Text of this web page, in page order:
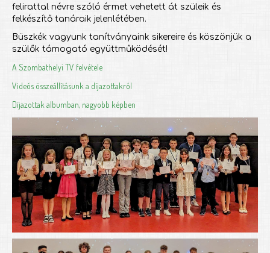
felirattal névre szóló érmet vehetett át szüleik és
felkészítő tanáraik jelenlétében.
Büszkék vagyunk tanítványaink sikereire és köszönjük a
szülők támogató együttműködését!
A Szombathelyi TV felvétele
Videós összeállításunk a díjazottakról
Díjazottak albumban, nagyobb képben